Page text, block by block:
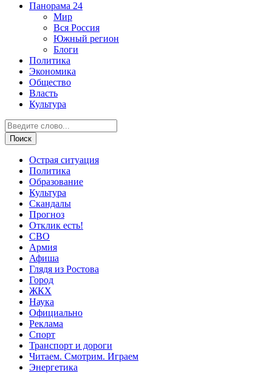
Панорама 24
Мир
Вся Россия
Южный регион
Блоги
Политика
Экономика
Общество
Власть
Культура
Острая ситуация
Политика
Образование
Культура
Скандалы
Прогноз
Отклик есть!
СВО
Армия
Афиша
Глядя из Ростова
Город
ЖКХ
Наука
Официально
Реклама
Спорт
Транспорт и дороги
Читаем. Смотрим. Играем
Энергетика